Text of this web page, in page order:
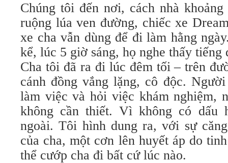
Chúng tôi đến nơi, cách nhà
ruộng lúa ven đường, chiếc xe
xe cha vẫn dùng để đi làm hằng
kể, lúc 5 giờ sáng, họ nghe thấy tiếng
Cha tôi đã ra đi lúc đêm tối – trên
cánh đồng vắng lặng, cô độc.
làm việc và hỏi việc khám nghiệm,
không cần thiết. Vì không có dấu
ngoài. Tôi hình dung ra, với sự
của cha, một cơn lên huyết áp do
thể cướp cha đi bất cứ lúc nào.